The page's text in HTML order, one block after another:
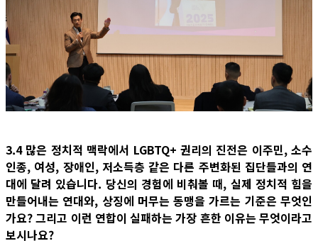
3.4 많은 정치적 맥락에서 LGBTQ+ 권리의 진전은 이주민, 소수
인종, 여성, 장애인, 저소득층 같은 다른 주변화된 집단들과의 연
대에 달려 있습니다. 당신의 경험에 비춰볼 때, 실제 정치적 힘을
만들어내는 연대와, 상징에 머무는 동맹을 가르는 기준은 무엇인
가요? 그리고 이런 연합이 실패하는 가장 흔한 이유는 무엇이라고
보시나요?